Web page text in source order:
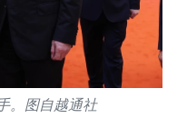
。图自越通社